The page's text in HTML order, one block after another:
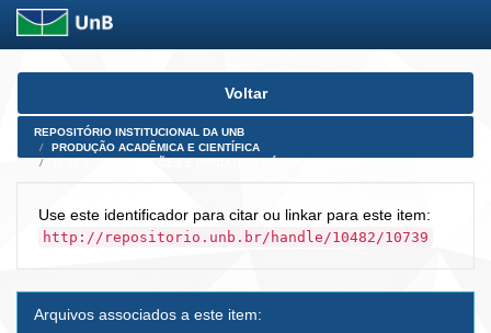
Skip
Voltar
REPOSITÓRIO INSTITUCIONAL DA UNB
PRODUÇÃO ACADÊMICA E CIENTÍFICA
Use este identificador para citar ou linkar para este item:
http://repositorio.unb.br/handle/10482/10739
Arquivos associados a este item: